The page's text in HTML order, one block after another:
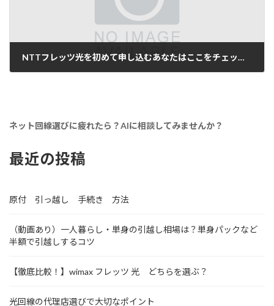
NTTフレッツ光を初めて申し込むあなたはここをチェック！
ネット回線選びに疲れたら？AIに相談してみませんか？
最近の投稿
原付 引っ越し 手続き 方法
（動画あり）一人暮らし・単身の引越し相場は？単身パックなど
半額で引越しするコツ
【徹底比較！】wimax フレッツ 光 どちらを選ぶ？
光回線の代理店選びで大切なポイント